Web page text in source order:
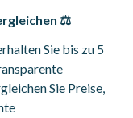
⚖️
Sie bis zu 5
Sie Preise,